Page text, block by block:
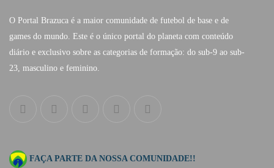
O Portal Brazuca é a maior comunidade de futebol de base e de
games do mundo. Este é o único portal do planeta com conteúdo
diário e exclusivo sobre as categorias de formação: do sub-9 ao sub-
23, masculino e feminino.
FAÇA PARTE DA NOSSA COMUNIDADE!!